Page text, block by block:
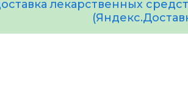
лекарственных